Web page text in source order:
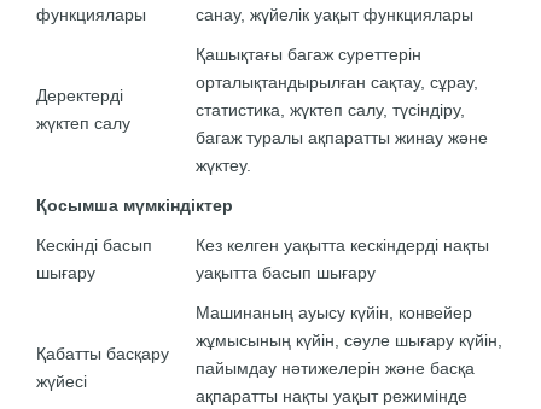
функциялары
санау, жүйелік уақыт функциялары
Деректерді
жүктеп салу
Қашықтағы багаж суреттерін
орталықтандырылған сақтау, сұрау,
статистика, жүктеп салу, түсіндіру,
багаж туралы ақпаратты жинау және
жүктеу.
Қосымша мүмкіндіктер
Кескінді басып
шығару
Кез келген уақытта кескіндерді нақты
уақытта басып шығару
Қабатты басқару
жүйесі
Машинаның ауысу күйін, конвейер
жұмысының күйін, сәуле шығару күйін,
пайымдау нәтижелерін және басқа
ақпаратты нақты уақыт режимінде